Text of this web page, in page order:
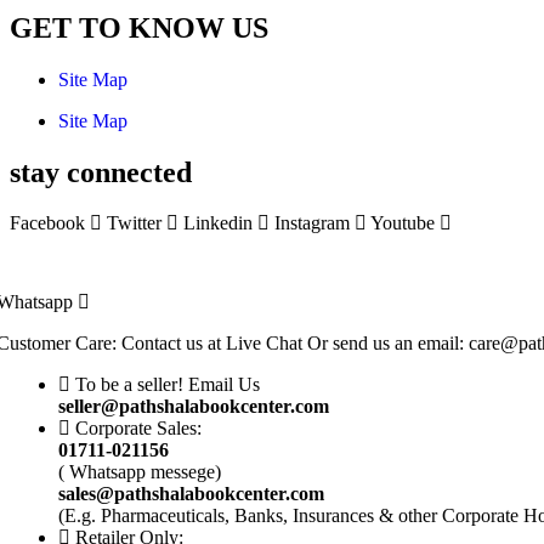
GET TO KNOW US
Site Map
Site Map
stay connected
Facebook Twitter Linkedin Instagram Youtube
Care: Contact us at Live Chat Or send us an email:
To be a seller! Email Us
seller@pathshalabookcenter.com
Corporate Sales:
01711-021156
( Whatsapp messege)
sales@pathshalabookcenter.com
(E.g. Pharmaceuticals, Banks, Insurances & other Corporate
Retailer Only: